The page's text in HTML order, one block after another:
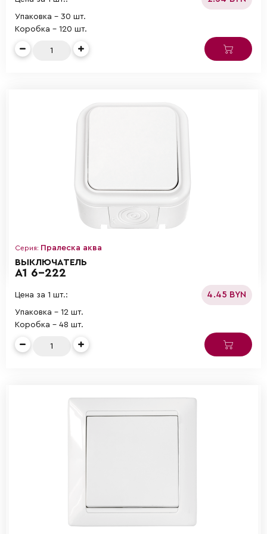
Упаковка - 30 шт.
Коробка - 120 шт.
Серия: Пралеска аква
ВЫКЛЮЧАТЕЛЬ
А1 6-222
Цена за 1 шт.: 4.45 BYN
Упаковка - 12 шт.
Коробка - 48 шт.